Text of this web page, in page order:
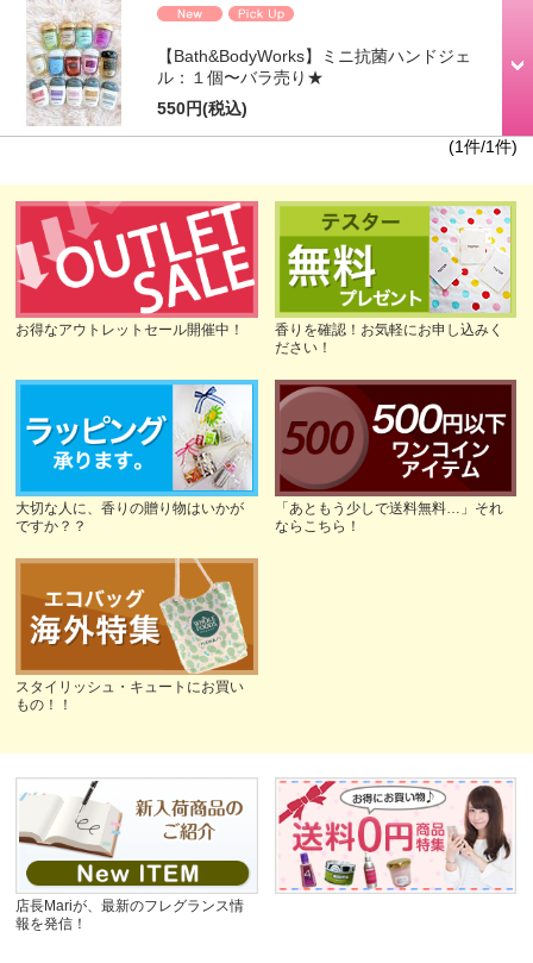
【Bath&BodyWorks】ミニ抗菌ハンドジェ
ル：１個〜バラ売り★
550円(税込)
(1件/1件)
お得なアウトレットセール開催中！
香りを確認！お気軽にお申し込みく
ださい！
大切な人に、香りの贈り物はいかが
ですか？？
「あともう少しで送料無料…」それ
ならこちら！
スタイリッシュ・キュートにお買い
もの！！
店長Mariが、最新のフレグランス情
報を発信！